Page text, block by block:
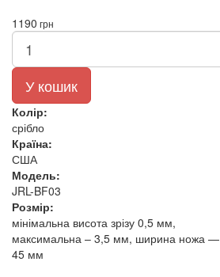
1190 грн
У кошик
Колір:
срібло
Країна:
США
Модель:
JRL-BF03
Розмір:
мінімальна висота зрізу 0,5 мм,
максимальна – 3,5 мм, ширина ножа —
45 мм